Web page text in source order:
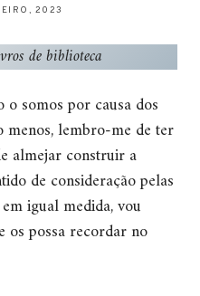
2023
de biblioteca
o somos por causa dos
menos, lembro-me de ter
almejar construir a
de consideração pelas
igual medida, vou
os possa recordar no